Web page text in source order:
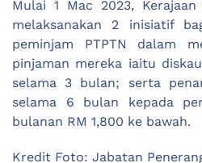
Mulai 1 Mac 2023,
melaksanakan 2 inisiatif
peminjam PTPTN dalam
pinjaman mereka iaitu
selama 3 bulan; serta
selama 6 bulan kepada
bulanan RM 1,800 ke bawah.
Kredit Foto: Jabatan